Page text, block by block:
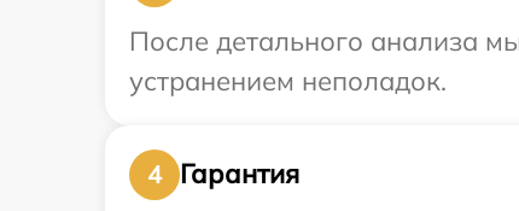
После детального анализа
устранением неполадок.
4
Гарантия